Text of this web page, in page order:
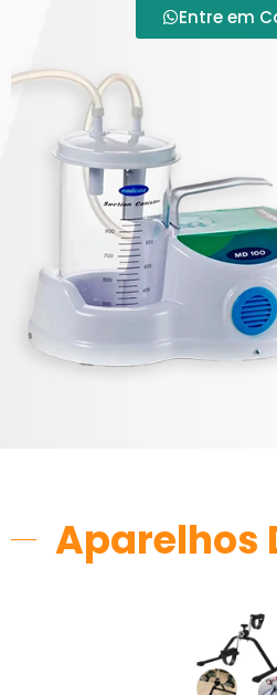
Entre em
Aparelhos